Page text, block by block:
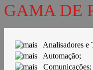
GAMA DE
Analisadores e
Automação;
Comunicações;